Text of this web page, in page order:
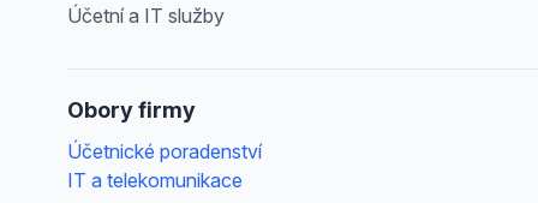
Účetní a IT služby
Obory firmy
Účetnické poradenství
IT a telekomunikace